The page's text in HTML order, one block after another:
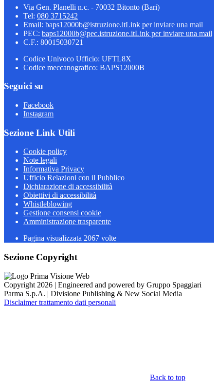
Via Gen. Planelli n.c. - 70032 Bitonto (Bari)
Tel: 080 3715242
Email: baps12000b@istruzione.itLink per inviare una mail
PEC: baps12000b@pec.istruzione.itLink per inviare una mail
C.F.: 80015030721
Codice Univoco Ufficio: UFTL8X
Codice meccanografico: BAPS12000B
Seguici su
Facebook
Instagram
Sezione Link Utili
Cookie policy
Note legali
Informativa Privacy
Ufficio Relazioni con il Pubblico
Dichiarazione di accessibilità
Obiettivi di accessibilità
Whistleblowing
Gestione consensi cookie
Amministrazione trasparente
Pagina visualizzata 2067 volte
Sezione Copyright
Copyright 2026 | Engineered and powered by Gruppo Spaggiari
Parma S.p.A. | Divisione Publishing & New Social Media
Disclaimer trattamento dati personali
Back to top